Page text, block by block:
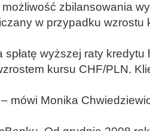
zbilansowania
w przypadku wzrostu
spłatę wyższej raty kredytu
kursu CHF/PLN.
mówi Monika